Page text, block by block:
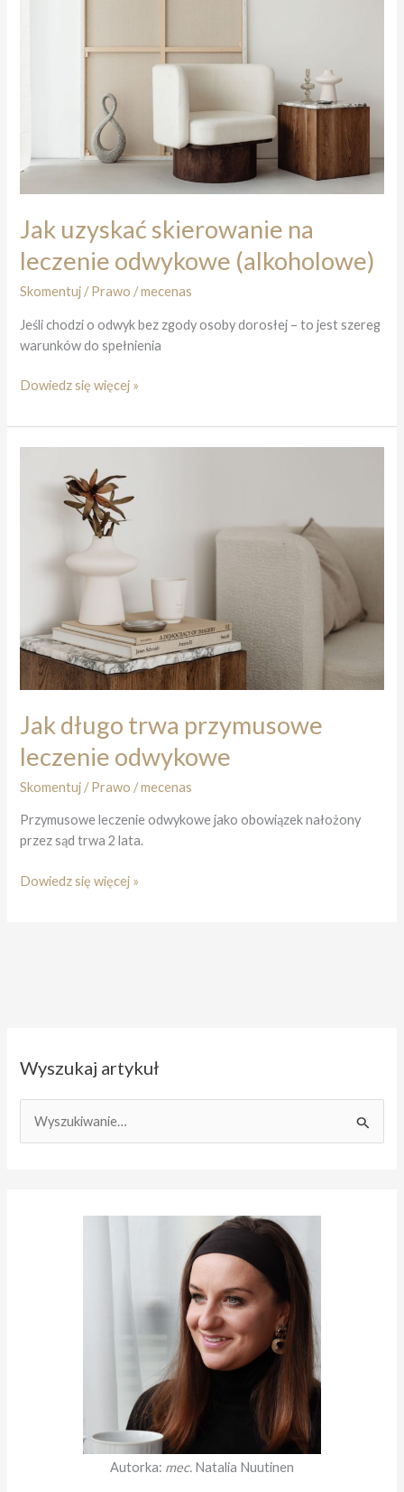
Jak uzyskać skierowanie na
leczenie odwykowe (alkoholowe)
Skomentuj /Prawo /mecenas
Jeśli chodzi o odwyk bez zgody osoby dorosłej – to jest szereg
warunków do spełnienia
Jak
skierowanie
na
odwykowe
(alkoholowe)
Dowiedz się więcej »
Jak długo trwa przymusowe
leczenie odwykowe
Skomentuj /Prawo /mecenas
Przymusowe leczenie odwykowe jako obowiązek nałożony
przez sąd trwa 2 lata.
Jak
Dowiedz się więcej »
Wyszukaj artykuł
Autorka: mec. Natalia Nuutinen